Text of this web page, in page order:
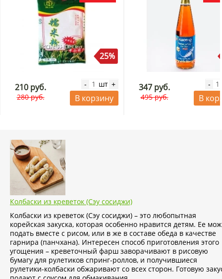
25%
210 руб.
280 руб.
- шт +
В корзину
347 руб.
495 руб.
-
В
Колбаски из креветок (Сэу сосиджи)
Колбаски из креветок (Сэу сосиджи) – это любопытная
корейская закуска, которая особенно нравится детям. Ее
подать вместе с рисом, или в же в составе обеда в качестве
гарнира (панчхана). Интересен способ приготовления этого
угощения – креветочный фарш заворачивают в рисовую
бумагу для рулетиков спринг-роллов, и получившиеся
рулетики-колбаски обжаривают со всех сторон. Готовую